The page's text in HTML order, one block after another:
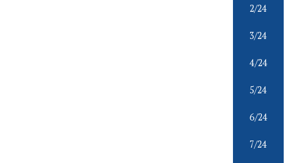
2/24
3/24
4/24
5/24
6/24
7/24